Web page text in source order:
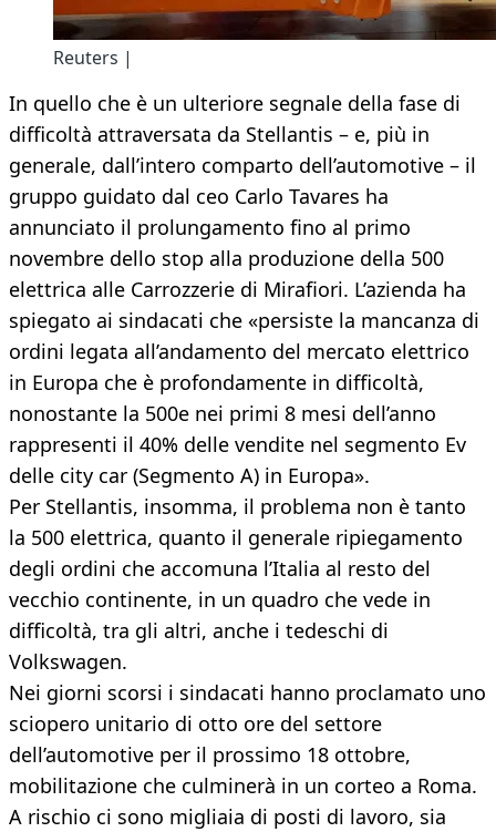
Reuters |
In quello che è un ulteriore segnale della fase di
difficoltà attraversata da Stellantis – e, più in
generale, dall’intero comparto dell’automotive – il
gruppo guidato dal ceo Carlo Tavares ha
annunciato il prolungamento fino al primo
novembre dello stop alla produzione della 500
elettrica alle Carrozzerie di Mirafiori. L’azienda ha
spiegato ai sindacati che «persiste la mancanza di
ordini legata all’andamento del mercato elettrico
in Europa che è profondamente in difficoltà,
nonostante la 500e nei primi 8 mesi dell’anno
rappresenti il 40% delle vendite nel segmento Ev
delle city car (Segmento A) in Europa».
Per Stellantis, insomma, il problema non è tanto
la 500 elettrica, quanto il generale ripiegamento
degli ordini che accomuna l’Italia al resto del
vecchio continente, in un quadro che vede in
difficoltà, tra gli altri, anche i tedeschi di
Volkswagen.
Nei giorni scorsi i sindacati hanno proclamato uno
sciopero unitario di otto ore del settore
dell’automotive per il prossimo 18 ottobre,
mobilitazione che culminerà in un corteo a Roma.
A rischio ci sono migliaia di posti di lavoro, sia